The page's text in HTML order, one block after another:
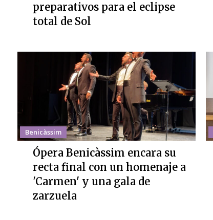
preparativos para el eclipse
total de Sol
Benicàssim
Ópera Benicàssim encara su
recta final con un homenaje a
'Carmen' y una gala de
zarzuela